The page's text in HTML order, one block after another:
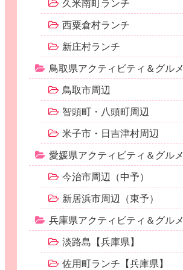
久米南町ランチ
西粟倉村ランチ
新庄村ランチ
鳥取県アクティビティ＆グルメ
鳥取市周辺
智頭町・八頭町周辺
米子市・日吉津村周辺
愛媛県アクティビティ＆グルメ
今治市周辺（中予）
新居浜市周辺（東予）
兵庫県アクティビティ＆グルメ
淡路島【兵庫県】
佐用町ランチ【兵庫県】